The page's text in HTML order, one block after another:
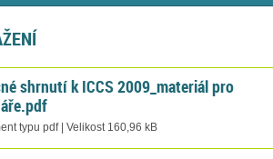
shrnutí k ICCS 2009_materiál pro
typu pdf | Velikost 160,96 kB